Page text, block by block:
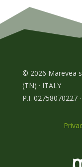
© 2026 Marevea
(TN) · ITALY
P.I. 02758070227